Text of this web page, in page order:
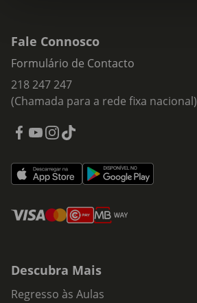
Fale Connosco
Formulário de Contacto
218 247 247
(Chamada para a rede fixa nacional)
Descubra Mais
Regresso às Aulas